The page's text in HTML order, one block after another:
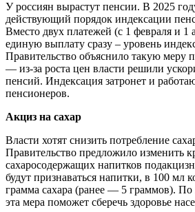
У россиян вырастут пенсии. В 2025
действующий порядок индексации
Вместо двух платежей (с 1 февраля и 1
единую выплату сразу – уровень
Правительство объяснило такую меру
— из-за роста цен власти решили
пенсий. Индексация затронет и
пенсионеров.
Акциз на сахар
Власти хотят снизить потребление
Правительство предложило изменить
сахаросодержащих напитков
будут признаваться напитки, в 100 мл
грамма сахара (ранее — 5 граммов). По
эта мера поможет сберечь здоровье